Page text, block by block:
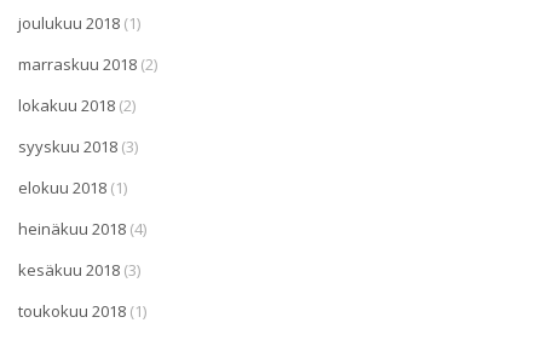
joulukuu 2018 (1)
marraskuu 2018 (2)
lokakuu 2018 (2)
syyskuu 2018 (3)
elokuu 2018 (1)
heinäkuu 2018 (4)
kesäkuu 2018 (3)
toukokuu 2018 (1)